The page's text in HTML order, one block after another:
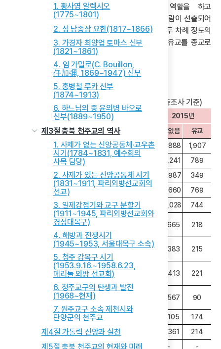
1. 황사영 알렉시오
(1775~1801)
2. 성 남종삼 요한(1817~1866)
3. 가경자 최양업 토마스 신부
(1821~1861)
4. 임 가밀로(C. Bouillon,
任加彌, 1869~1947) 신부
5. 홍병철 루카 신부
(1874~1913)
6. 하느님의 종 윤의병 바오로
신부(1889~1950)
제3절 충북 천주교의 역사
1. 사제가 없는 신앙공동체·교우촌
시기(1784~1831, 예수회의
사목 담당)
2. 사제가 있는 신앙공동체 시기
(1831~1911, 파리외방선교회의
선교)
3. 일제강점기와 교구 분할기
(1911~1945, 파리외방선교회와
경성대목구)
4. 해방과 전쟁시기
(1945~1953, 서울대목구 소속)
5. 청주 감목구 시기
(1953.9.16.~1958.6.23,
메리놀 외방 선교회)
6. 청주교구의 탄생과 발전
(1968~현재)
7. 원주교구 소속 제천시와
단양군의 천주교
제4절 가톨릭 신앙과 실천
제5절 충북 천주교의 현재와 미래
집안에서는 가장이 의례를 주관하는 교직자 역할을 하고
지역에서는 향교나 서원에서 지역 유림들 중에 몇 사람이 선출되어
의례를 주관하는 것이 유교 전통이다. 또한, 일 년에 두 차례 정도의
제향이 종교적 의례 실천의 대부분이다. 이로 인해 유교를 종교로
생각하지 않는 경향도 상당히 많다.
2) 충북 유교 인구의 구성 분포와 지역별 변화 양상
표1 충북 시군별 유교 인구 변화(통계청 인구주택총조사 기준)
1995년 2005년
2015년
종교있음
유교 종교있음 종교있음
유교
640,018 4,581 716,889 2,118 611,888
1,907
380,550 969 361,241
789
90,794 679 104,112 247 118,987
349
168,674 131,660
769
256,707 574 314,125 436 316,028
744
106,686 257 70,665 218
- - - - 85,383 215
150,021 317 184,049 94,413 221
- - 65,567 90
92,439 351 98,965 80,105
174
66,365 532 69,117 56,361
214
46,984 1,008 55,287 321 - -